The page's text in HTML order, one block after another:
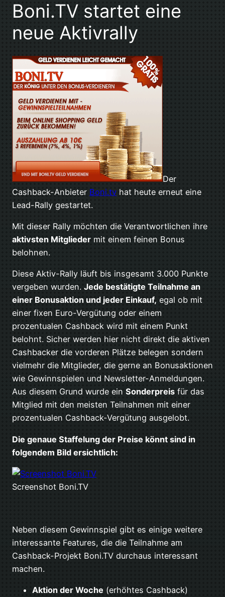
Boni.TV startet eine
neue Aktivrally
Der
Cashback-Anbieter Boni.tv hat heute erneut eine
Lead-Rally gestartet.
Mit dieser Rally möchten die Verantwortlichen ihre
aktivsten Mitglieder mit einem feinen Bonus
belohnen.
Diese Aktiv-Rally läuft bis insgesamt 3.000 Punkte
vergeben wurden. Jede bestätigte Teilnahme an
einer Bonusaktion und jeder Einkauf, egal ob mit
einer fixen Euro-Vergütung oder einem
prozentualen Cashback wird mit einem Punkt
belohnt. Sicher werden hier nicht direkt die aktiven
Cashbacker die vorderen Plätze belegen sondern
vielmehr die Mitglieder, die gerne an Bonusaktionen
wie Gewinnspielen und Newsletter-Anmeldungen.
Aus diesem Grund wurde ein Sonderpreis für das
Mitglied mit den meisten Teilnahmen mit einer
prozentualen Cashback-Vergütung ausgelobt.
Die genaue Staffelung der Preise könnt sind in
folgendem Bild ersichtlich:
Screenshot Boni.TV
Neben diesem Gewinnspiel gibt es einige weitere
interessante Features, die die Teilnahme am
Cashback-Projekt Boni.TV durchaus interessant
machen.
Aktion der Woche (erhöhtes Cashback)